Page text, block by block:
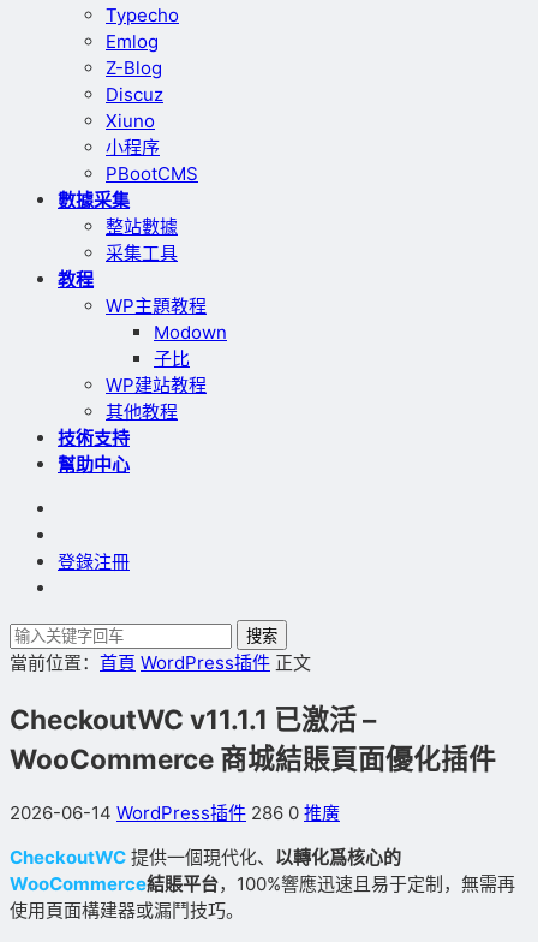
Typecho
Emlog
Z-Blog
Discuz
Xiuno
小程序
PBootCMS
數據采集
整站數據
采集工具
教程
WP主題教程
Modown
子比
WP建站教程
其他教程
技術支持
幫助中心
登錄注冊
搜索
當前位置： 首頁 WordPress插件 正文
CheckoutWC v11.1.1 已激活 –
WooCommerce 商城結賬頁面優化插件
2026-06-14 WordPress插件 286 0 推廣
CheckoutWC 提供一個現代化、 以轉化爲核心的
WooCommerce結賬平台，100%響應迅速且易于定制，無需再
使用頁面構建器或漏鬥技巧。